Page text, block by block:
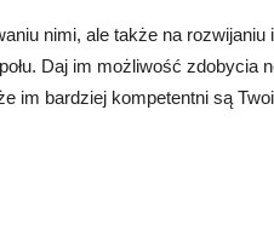
nimi, ale także na rozwijaniu
Daj im możliwość zdobycia
im bardziej kompetentni są